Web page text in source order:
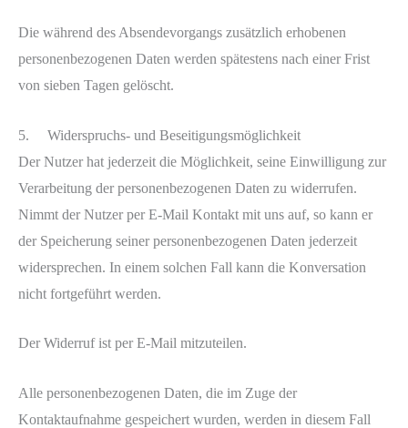
Die während des Absendevorgangs zusätzlich erhobenen
personenbezogenen Daten werden spätestens nach einer Frist
von sieben Tagen gelöscht.
5. Widerspruchs- und Beseitigungsmöglichkeit
Der Nutzer hat jederzeit die Möglichkeit, seine Einwilligung zur
Verarbeitung der personenbezogenen Daten zu widerrufen.
Nimmt der Nutzer per E-Mail Kontakt mit uns auf, so kann er
der Speicherung seiner personenbezogenen Daten jederzeit
widersprechen. In einem solchen Fall kann die Konversation
nicht fortgeführt werden.
Der Widerruf ist per E-Mail mitzuteilen.
Alle personenbezogenen Daten, die im Zuge der
Kontaktaufnahme gespeichert wurden, werden in diesem Fall